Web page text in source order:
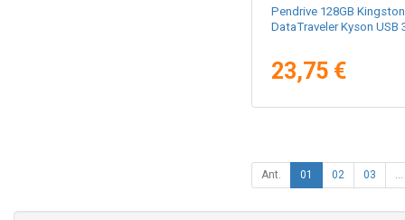
Pendrive 128GB Kingston
DataTraveler Kyson USB
23,75 €
Ant. 01 02 03 ...